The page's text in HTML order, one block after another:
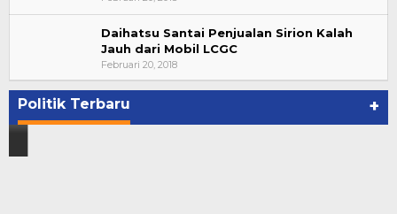
Daihatsu Santai Penjualan Sirion Kalah
Jauh dari Mobil LCGC
Februari 20, 2018
Politik Terbaru +
Bupati Ahmad Hijazi, Hadiri Paripurna Hasil
Penetapan Paslon Bupati dan Wabup Te…
Di NASIONAL, POLITIK, REJANG LEBONG